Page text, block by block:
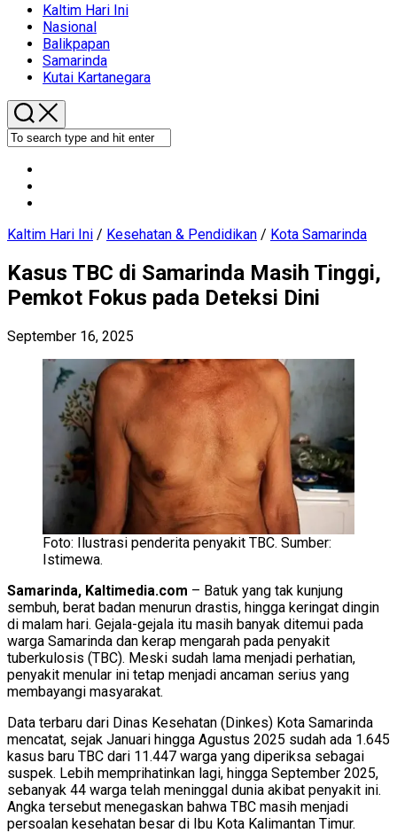
Current
Page
Parent
Kaltim Hari Ini
Nasional
Balikpapan
Current
Page
Samarinda
Kutai Kartanegara
Kaltim Hari Ini / Kesehatan & Pendidikan / Kota Samarinda
Kasus TBC di Samarinda Masih Tinggi,
Pemkot Fokus pada Deteksi Dini
September 16, 2025
Foto: Ilustrasi penderita penyakit TBC. Sumber:
Istimewa.
Samarinda, Kaltimedia.com – Batuk yang tak kunjung
sembuh, berat badan menurun drastis, hingga keringat dingin
di malam hari. Gejala-gejala itu masih banyak ditemui pada
warga Samarinda dan kerap mengarah pada penyakit
tuberkulosis (TBC). Meski sudah lama menjadi perhatian,
penyakit menular ini tetap menjadi ancaman serius yang
membayangi masyarakat.
Data terbaru dari Dinas Kesehatan (Dinkes) Kota Samarinda
mencatat, sejak Januari hingga Agustus 2025 sudah ada 1.645
kasus baru TBC dari 11.447 warga yang diperiksa sebagai
suspek. Lebih memprihatinkan lagi, hingga September 2025,
sebanyak 44 warga telah meninggal dunia akibat penyakit ini.
Angka tersebut menegaskan bahwa TBC masih menjadi
persoalan kesehatan besar di Ibu Kota Kalimantan Timur.